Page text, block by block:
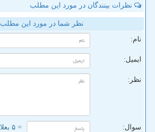
نظرات بینندگان در مورد این مطلب
نظر شما در مورد این مطلب
نام:
ایمیل:
نظر:
سوال: = ۵ بعلاوه ۵